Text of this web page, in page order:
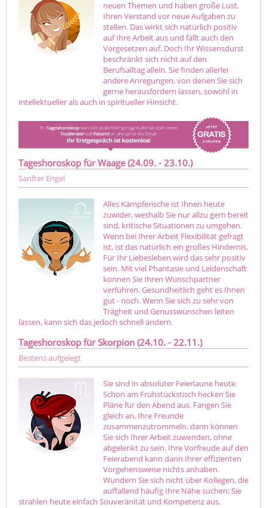
neuen Themen und haben große Lust,
Ihren Verstand vor neue Aufgaben zu
stellen. Das wirkt sich natürlich positiv
auf Ihre Arbeit aus und fällt auch den
Vorgesetzen auf. Doch Ihr Wissensdurst
beschränkt sich nicht auf den
Berufsalltag allein. Sie finden allerlei
andere Anregungen, von denen Sie sich
gerne herausfordern lassen, sowohl in
intellektueller als auch in spiritueller Hinsicht.
Tageshoroskop für Waage (24.09. - 23.10.)
Sanfter Engel
Alles Kämpferische ist Ihnen heute
zuwider, weshalb Sie nur allzu gern bereit
sind, kritische Situationen zu umgehen.
Wenn bei Ihrer Arbeit Flexibilität gefragt
ist, ist das natürlich ein großes Hindernis.
Für Ihr Liebesleben wird das sehr positiv
sein. Mit viel Phantasie und Leidenschaft
können Sie Ihren Wunschpartner
verführen. Gesundheitlich geht es Ihnen
gut - noch. Wenn Sie sich zu sehr von
Trägheit und Genusswünschen leiten
lassen, kann sich das jedoch schnell ändern.
Tageshoroskop für Skorpion (24.10. - 22.11.)
Bestens aufgelegt
Sie sind in absoluter Feierlaune heute.
Schon am Frühstückstisch hecken Sie
Pläne für den Abend aus. Fangen Sie
gleich an, Ihre Freunde
zusammenzutrommeln, dann können
Sie sich Ihrer Arbeit zuwenden, ohne
abgelenkt zu sein. Ihre Vorfreude auf den
Feierabend kann dann Ihrer effizienten
Vorgehensweise nichts anhaben.
Wundern Sie sich nicht über Kollegen, die
auffallend häufig Ihre Nähe suchen: Sie
strahlen heute einfach Souveränität und Kompetenz aus.